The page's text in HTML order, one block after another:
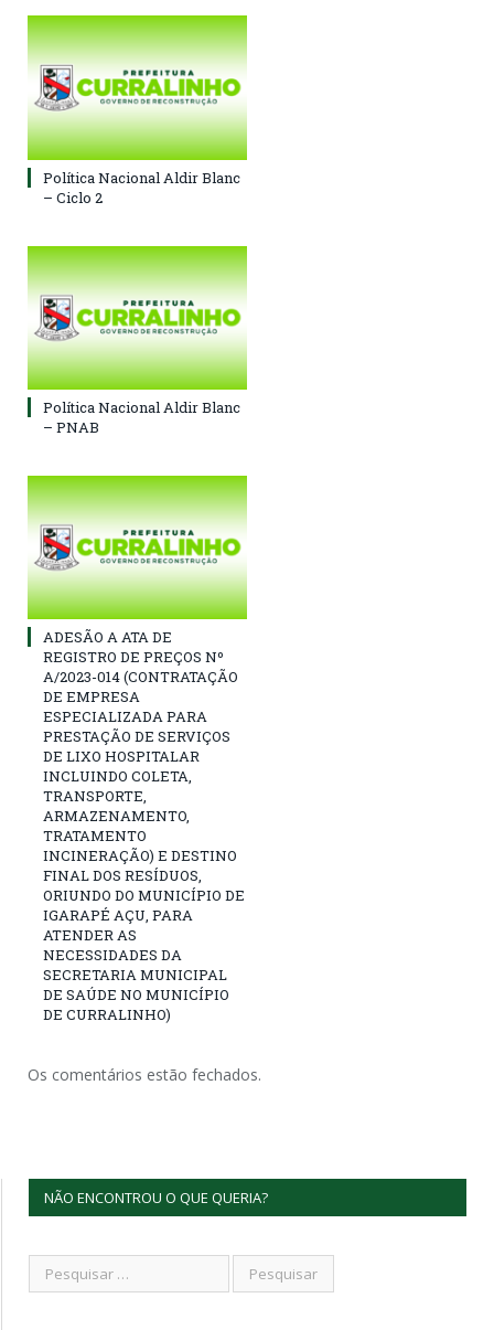
Política Nacional Aldir Blanc
– Ciclo 2
Política Nacional Aldir Blanc
– PNAB
ADESÃO A ATA DE
REGISTRO DE PREÇOS Nº
A/2023-014 (CONTRATAÇÃO
DE EMPRESA
ESPECIALIZADA PARA
PRESTAÇÃO DE SERVIÇOS
DE LIXO HOSPITALAR
INCLUINDO COLETA,
TRANSPORTE,
ARMAZENAMENTO,
TRATAMENTO
INCINERAÇÃO) E DESTINO
FINAL DOS RESÍDUOS,
ORIUNDO DO MUNICÍPIO DE
IGARAPÉ AÇU, PARA
ATENDER AS
NECESSIDADES DA
SECRETARIA MUNICIPAL
DE SAÚDE NO MUNICÍPIO
DE CURRALINHO)
Os comentários estão fechados.
NÃO ENCONTROU O QUE QUERIA?